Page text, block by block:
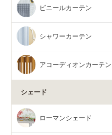
ビニールカーテン
シャワーカーテン
アコーディオンカーテン
シェード
ローマンシェード